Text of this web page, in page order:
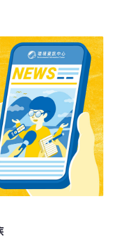
污染起雲劑之產品資料